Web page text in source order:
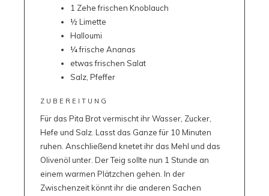
1 Zehe frischen Knoblauch
½ Limette
Halloumi
¼ frische Ananas
etwas frischen Salat
Salz, Pfeffer
ZUBEREITUNG
Für das Pita Brot vermischt ihr Wasser, Zucker,
Hefe und Salz. Lasst das Ganze für 10 Minuten
ruhen. Anschließend knetet ihr das Mehl und das
Olivenöl unter. Der Teig sollte nun 1 Stunde an
einem warmen Plätzchen gehen. In der
Zwischenzeit könnt ihr die anderen Sachen